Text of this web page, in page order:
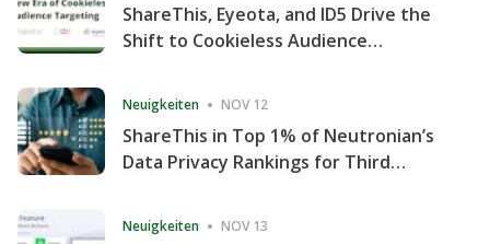
ShareThis, Eyeota, and ID5 Drive the
Shift to Cookieless Audience
Neuigkeiten NOV 12
ShareThis in Top 1% of Neutronian’s
Data Privacy Rankings for Third
Neuigkeiten NOV 13